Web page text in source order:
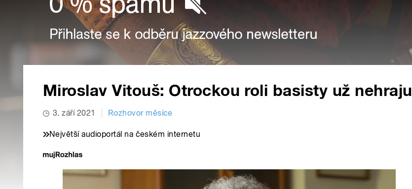
Miroslav Vitouš: Otrockou roli basisty už nehraju
3. září 2021 Rozhovor měsíce
Největší audioportál na českém internetu